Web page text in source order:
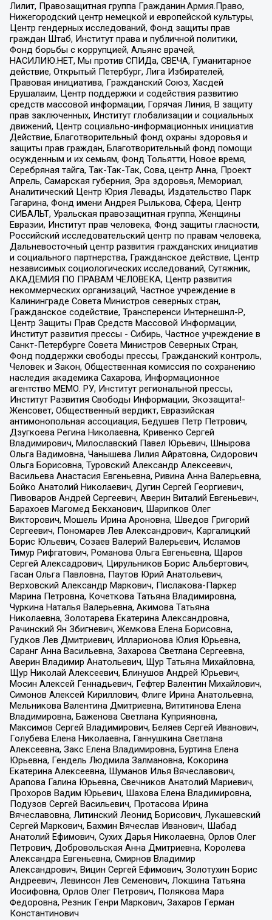
Лилит, Правозащитная группа Гражданин.Армия.Право,
Нижегородский центр немецкой и европейской культуры,
Центр гендерных исследований, Фонд защиты прав
граждан Штаб, Институт права и публичной политики,
Фонд борьбы с коррупцией, Альянс врачей,
НАСИЛИЮ.НЕТ, Мы против СПИДа, СВЕЧА, Гуманитарное
действие, Открытый Петербург, Лига Избирателей,
Правовая инициатива, Гражданский Союз, Хасдей
Ерушалаим, Центр поддержки и содействия развитию
средств массовой информации, Горячая Линия, В защиту
прав заключенных, Институт глобализации и социальных
движений, Центр социально-информационных инициатив
Действие, Благотворительный фонд охраны здоровья и
защиты прав граждан, Благотворительный фонд помощи
осужденным и их семьям, Фонд Тольятти, Новое время,
Серебряная тайга, Так-Так-Так, Сова, центр Анна, Проект
Апрель, Самарская губерния, Эра здоровья, Мемориал,
Аналитический Центр Юрия Левады, Издательство Парк
Гагарина, Фонд имени Андрея Рылькова, Сфера, Центр
СИБАЛЬТ, Уральская правозащитная группа, Женщины
Евразии, Институт прав человека, Фонд защиты гласности,
Российский исследовательский центр по правам человека,
Дальневосточный центр развития гражданских инициатив
и социального партнерства, Гражданское действие, Центр
независимых социологических исследований, Сутяжник,
АКАДЕМИЯ ПО ПРАВАМ ЧЕЛОВЕКА, Центр развития
некоммерческих организаций, Частное учреждение в
Калининграде Совета Министров северных стран,
Гражданское содействие, Трансперенси Интернешнл-Р,
Центр Защиты Прав Средств Массовой Информации,
Институт развития прессы - Сибирь, Частное учреждение в
Санкт-Петербурге Совета Министров Северных Стран,
Фонд поддержки свободы прессы, Гражданский контроль,
Человек и Закон, Общественная комиссия по сохранению
наследия академика Сахарова, Информационное
агентство МЕМО. РУ, Институт региональной прессы,
Институт Развития Свободы Информации, Экозащита!-
Женсовет, Общественный вердикт, Евразийская
антимонопольная ассоциация, Бедушев Петр Петрович,
Дзугкоева Регина Николаевна, Кривенко Сергей
Владимирович, Милославский Павел Юрьевич, Шнырова
Ольга Вадимовна, Чанышева Лилия Айратовна, Сидорович
Ольга Борисовна, Туровский Александр Алексеевич,
Васильева Анастасия Евгеньевна, Ривина Анна Валерьевна,
Бойко Анатолий Николаевич, Дугин Сергей Георгиевич,
Пивоваров Андрей Сергеевич, Аверин Виталий Евгеньевич,
Барахоев Магомед Бекханович, Шарипков Олег
Викторович, Мошель Ирина Ароновна, Шведов Григорий
Сергеевич, Пономарев Лев Александрович, Каргалицкий
Борис Юльевич, Созаев Валерий Валерьевич, Исламов
Тимур Рифгатович, Романова Ольга Евгеньевна, Щаров
Сергей Алексадрович, Цирульников Борис Альбертович,
Гасан Ольга Павловна, Паутов Юрий Анатольевич,
Верховский Александр Маркович, Пислакова-Паркер
Марина Петровна, Кочеткова Татьяна Владимировна,
Чуркина Наталья Валерьевна, Акимова Татьяна
Николаевна, Золотарева Екатерина Александровна,
Рачинский Ян Збигневич, Жемкова Елена Борисовна,
Гудков Лев Дмитриевич, Илларионова Юлия Юрьевна,
Саранг Анна Васильевна, Захарова Светлана Сергеевна,
Аверин Владимир Анатольевич, Щур Татьяна Михайловна,
Щур Николай Алексеевич, Блинушов Андрей Юрьевич,
Мосин Алексей Геннадьевич, Гефтер Валентин Михайлович,
Симонов Алексей Кириллович, Флиге Ирина Анатольевна,
Мельникова Валентина Дмитриевна, Вититинова Елена
Владимировна, Баженова Светлана Куприяновна,
Максимов Сергей Владимирович, Беляев Сергей Иванович,
Голубева Елена Николаевна, Ганнушкина Светлана
Алексеевна, Закс Елена Владимировна, Буртина Елена
Юрьевна, Гендель Людмила Залмановна, Кокорина
Екатерина Алексеевна, Шуманов Илья Вячеславович,
Арапова Галина Юрьевна, Свечников Анатолий Мариевич,
Прохоров Вадим Юрьевич, Шахова Елена Владимировна,
Подузов Сергей Васильевич, Протасова Ирина
Вячеславовна, Литинский Леонид Борисович, Лукашевский
Сергей Маркович, Бахмин Вячеслав Иванович, Шабад
Анатолий Ефимович, Сухих Дарья Николаевна, Орлов Олег
Петрович, Добровольская Анна Дмитриевна, Королева
Александра Евгеньевна, Смирнов Владимир
Александрович, Вицин Сергей Ефимович, Золотухин Борис
Андреевич, Левинсон Лев Семенович, Локшина Татьяна
Иосифовна, Орлов Олег Петрович, Полякова Мара
Федоровна, Резник Генри Маркович, Захаров Герман
Константинович